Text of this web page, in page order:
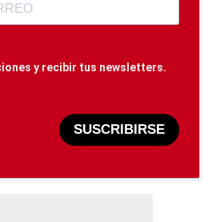
y recibir tus newsletters.
SUSCRIBIRSE